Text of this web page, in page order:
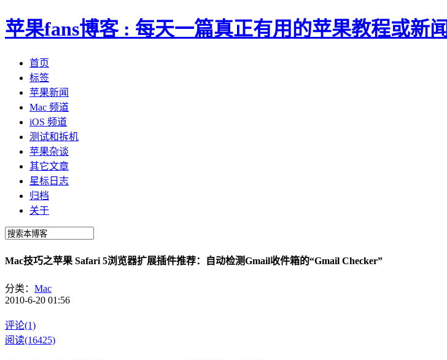
苹果fans博客 : 每天一篇真正有用的苹果教程或新闻
首页
标签
苹果新闻
Mac 频道
iOS 频道
测试和拆机
苹果杂谈
其它文章
星标日志
归档
关于
Mac技巧之苹果 Safari 5浏览器扩展插件推荐：自动检测Gmail收件箱的“Gmail Checker”
分类： Mac
2010-6-20 01:56
评论(1)
阅读(16425)